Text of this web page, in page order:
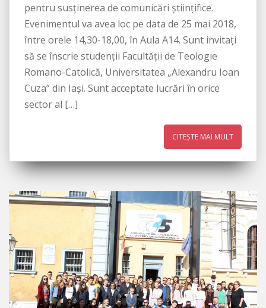
pentru susținerea de comunicări științifice.
Evenimentul va avea loc pe data de 25 mai 2018,
între orele 14,30-18,00, în Aula A14. Sunt invitați
să se înscrie studenții Facultății de Teologie
Romano-Catolică, Universitatea „Alexandru Ioan
Cuza” din Iași. Sunt acceptate lucrări în orice
sector al […]
CITEȘTE MAI MULT